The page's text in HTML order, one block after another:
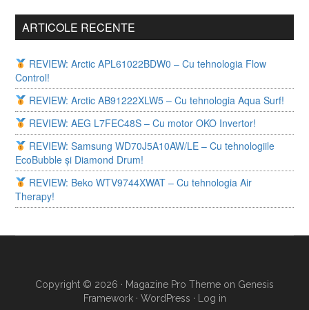
ARTICOLE RECENTE
REVIEW: Arctic APL61022BDW0 – Cu tehnologia Flow
Control!
REVIEW: Arctic AB91222XLW5 – Cu tehnologia Aqua Surf!
REVIEW: AEG L7FEC48S – Cu motor OKO Invertor!
REVIEW: Samsung WD70J5A10AW/LE – Cu tehnologiile
EcoBubble și Diamond Drum!
REVIEW: Beko WTV9744XWAT – Cu tehnologia Air
Therapy!
Copyright © 2026 · Magazine Pro Theme on Genesis
Framework· WordPress · Log in